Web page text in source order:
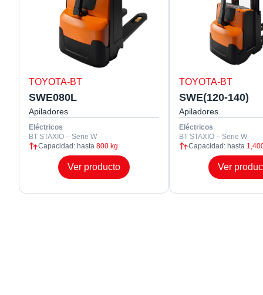
TOYOTA-BT
SWE080L
Apiladores
Eléctricos
BT STAXIO – Serie W
Capacidad: hasta 800 kg
Ver producto
TOYOTA-BT
SWE(120-140)
Apiladores
Eléctricos
BT STAXIO – Serie W
Capacidad: hasta
Ver